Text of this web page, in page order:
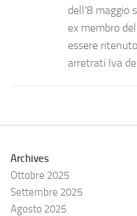
dell’8 maggio
ex membro
essere
arretrati Iva
Archives
Ottobre 2025
Settembre 2025
Agosto 2025